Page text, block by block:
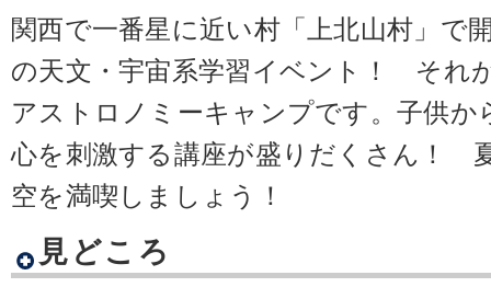
関西で一番星に近い村「上北山村」で
の天文・宇宙系学習イベント！ それ
アストロノミーキャンプです。子供か
心を刺激する講座が盛りだくさん！
空を満喫しましょう！
見どころ